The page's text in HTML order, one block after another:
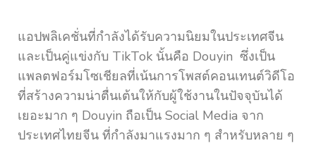
แอปพลิเคชั่นที่กำลังได้รับความนิยมในประเทศจีน
และเป็นคู่แข่งกับ TikTok นั้นคือ Douyin ซึ่งเป็น
แพลตฟอร์มโซเชียลที่เน้นการโพสต์คอนเทนต์วิดีโอ
ที่สร้างความน่าตื่นเต้นให้กับผู้ใช้งานในปัจจุบันได้
เยอะมาก ๆ Douyin ถือเป็น Social Media จาก
ประเทศไทยจีน ที่กำลังมาแรงมาก ๆ สำหรับหลาย ๆ